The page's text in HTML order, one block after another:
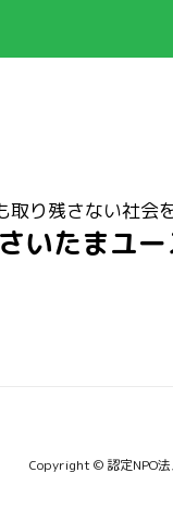
取り残さない社会
いたまユ
Copyright © 認定NPO